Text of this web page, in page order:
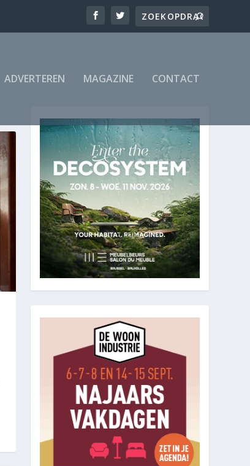
ADVERTEREN MAGAZINE CONTACT